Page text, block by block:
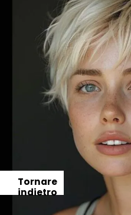
Tornare
indietro